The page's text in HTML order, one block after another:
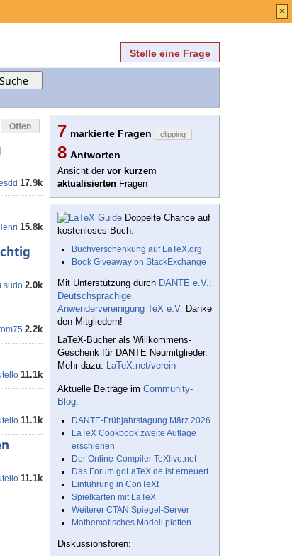
Stelle eine Frage
Offen
17.9k
15.8k
sudo 2.0k
2.2k
11.1k
11.1k
11.1k
7 markierte Fragen clipping
8 Antworten
Ansicht der vor kurzem
aktualisierten Fragen
Doppelte Chance auf
kostenloses Buch:
Buchverschenkung auf LaTeX.org
Book Giveaway on StackExchange
Mit Unterstützung durch DANTE e.V.:
Deutschsprachige
Anwendervereinigung TeX e.V. Danke
den Mitgliedern!
LaTeX-Bücher als Willkommens-
Geschenk für DANTE Neumitglieder.
Mehr dazu: LaTeX.net/verein
Aktuelle Beiträge im Community-
Blog:
DANTE-Frühjahrstagung März 2026
LaTeX Cookbook zweite Auflage
erschienen
Der Online-Compiler TeXlive.net
Das Forum goLaTeX.de ist erneuert
Einführung in ConTeXt
Spielkarten mit LaTeX
Weiterer CTAN Spiegel-Server
Mathematisches Modell plotten
Diskussionsforen:
×